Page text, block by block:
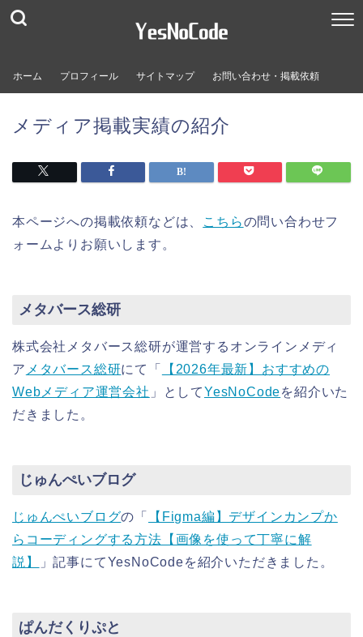
ホーム プロフィール サイトマップ お問い合わせ・掲載依頼
メディア掲載実績の紹介
本ページへの掲載依頼などは、 こちらの問い合わせフ
ォームよりお願いします。
メタバース総研
株式会社メタバース総研が運営するオンラインメディ
ア メタバース総研にて「 【2026年最新】 おすすめの
Webメディア運営会社 」としてYesNoCodeを紹介いた
だきました。
じゅんぺいブログ
じゅんぺいブログの「
【Figma編】デザインカンプか
らコーディングする方法【画像を使って丁寧に解
説】
」記事にてYesNoCodeを紹介いただきました。
ぱんだくりぷと